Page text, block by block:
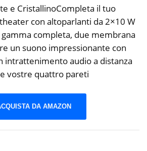
e CristallinoCompleta il tuo
con altoparlanti da 2×10 W
gamma completa, due membrana
un suono impressionante con
intrattenimento audio a distanza
vostre quattro pareti
DA AMAZON